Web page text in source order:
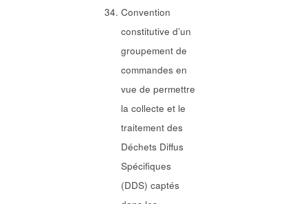
Convention
constitutive d’un
groupement de
commandes en
vue de permettre
la collecte et le
traitement des
Déchets Diffus
Spécifiques
(DDS) captés